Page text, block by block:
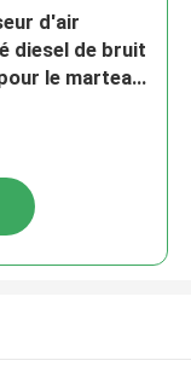
d'air
diesel de bruit
le marteau